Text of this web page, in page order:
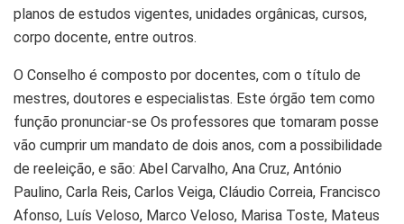
planos de estudos vigentes, unidades orgânicas, cursos,
corpo docente, entre outros.
O Conselho é composto por docentes, com o título de
mestres, doutores e especialistas. Este órgão tem como
função pronunciar-se Os professores que tomaram posse
vão cumprir um mandato de dois anos, com a possibilidade
de reeleição, e são: Abel Carvalho, Ana Cruz, António
Paulino, Carla Reis, Carlos Veiga, Cláudio Correia, Francisco
Afonso, Luís Veloso, Marco Veloso, Marisa Toste, Mateus